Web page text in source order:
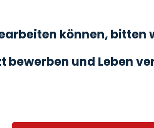
können, bitten
bewerben und Leben